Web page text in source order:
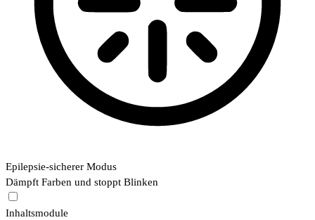
Epilepsie-sicherer Modus
Dämpft Farben und stoppt Blinken
Inhaltsmodule